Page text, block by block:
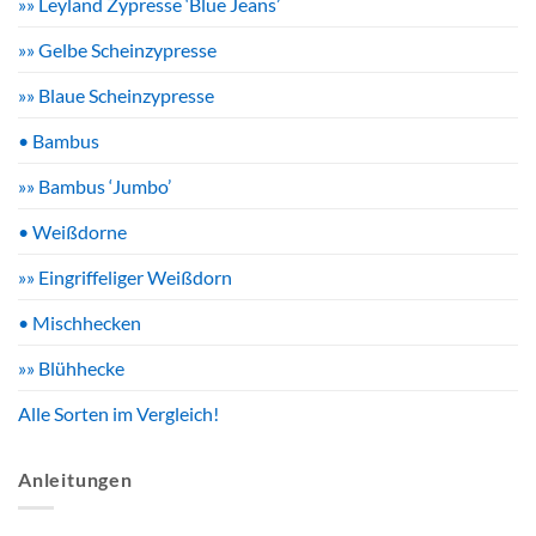
»» Gelbe Scheinzypresse
»» Blaue Scheinzypresse
• Bambus
»» Bambus ‘Jumbo’
• Weißdorne
»» Eingriffeliger Weißdorn
• Mischhecken
»» Blühhecke
Alle Sorten im Vergleich!
Anleitungen